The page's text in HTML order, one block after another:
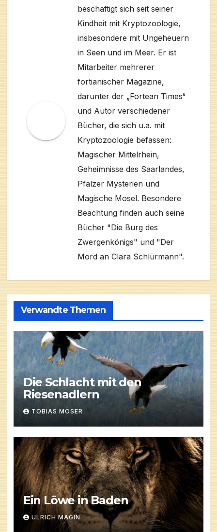
beschäftigt sich seit seiner
Kindheit mit Kryptozoologie,
insbesondere mit Ungeheuern
in Seen und im Meer. Er ist
Mitarbeiter mehrerer
fortianischer Magazine,
darunter der „Fortean Times“
und Autor verschiedener
Bücher, die sich u.a. mit
Kryptozoologie befassen:
Magischer Mittelrhein,
Geheimnisse des Saarlandes,
Pfälzer Mysterien und
Magische Mosel. Besondere
Beachtung finden auch seine
Bücher "Die Burg des
Zwergenkönigs" und "Der
Mord an Clara Schlürmann".
Verwandte Themen
Die Schlacht mit den
Riesenadlern
TOBIAS MÖSER
Ein Löwe in Baden
ULRICH MAGIN